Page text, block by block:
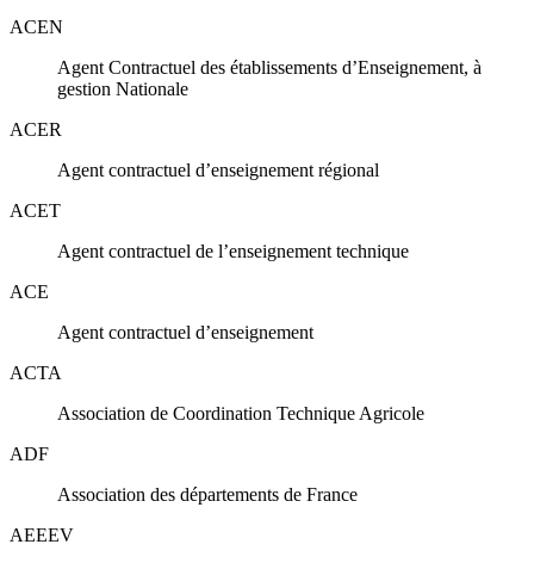
ACEN
Agent Contractuel des établissements d’Enseignement, à
gestion Nationale
ACER
Agent contractuel d’enseignement régional
ACET
Agent contractuel de l’enseignement technique
ACE
Agent contractuel d’enseignement
ACTA
Association de Coordination Technique Agricole
ADF
Association des départements de France
AEEEV